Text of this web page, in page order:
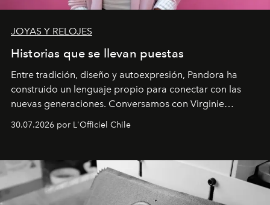
JOYAS Y RELOJES
Historias que se llevan puestas
Entre tradición, diseño y autoexpresión, Pandora ha
construido un lenguaje propio para conectar con las
nuevas generaciones. Conversamos con Virginie
Latinoamérica, sobre identidad, cultura y el valor
30.07.2026 por L'Officiel Chile